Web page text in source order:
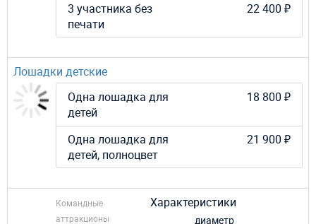
3 участника без
печати
22 400 ₽
Лошадки детские
Одна лошадка для
детей
18 800 ₽
Одна лошадка для
детей, полноцвет
21 900 ₽
Командные
аттракционы
Характеристики
диаметр